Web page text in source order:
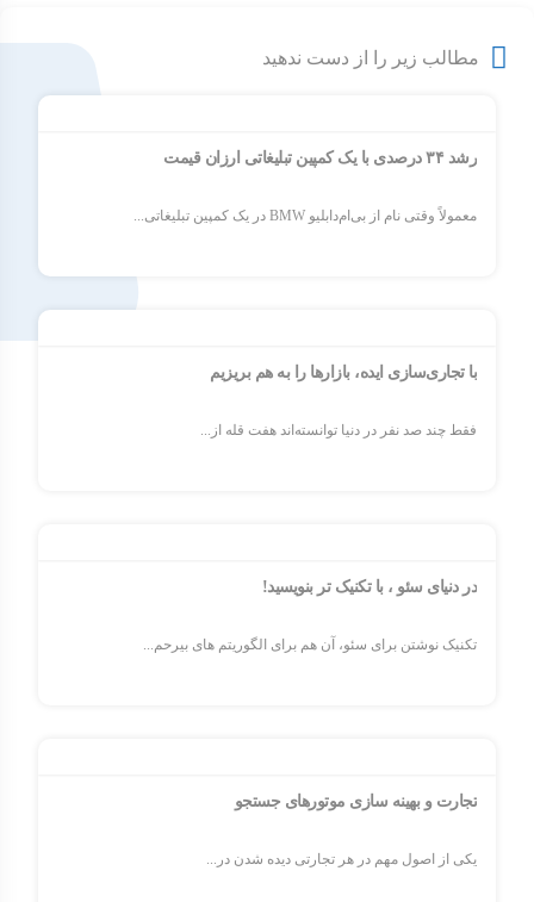
مطالب زیر را از دست ندهید
رشد ۳۴ درصدی با یک کمپین تبلیغاتی ارزان قیمت
معمولاً وقتی نام از بی‌ام‌دابلیو BMW در یک کمپین تبلیغاتی...
با تجاری‌سازی ایده، بازارها را به هم بریزیم
فقط چند صد نفر در دنیا توانسته‌اند هفت قله از...
در دنیای سئو ، با تکنیک تر بنویسید!
تکنیک نوشتن برای سئو، آن هم برای الگوریتم های بیرحم...
تجارت و بهینه سازی موتورهای جستجو
یکی از اصول مهم در هر تجارتی دیده شدن در...